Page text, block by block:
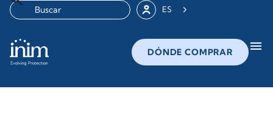
ES
DÓNDE COMPRAR menu